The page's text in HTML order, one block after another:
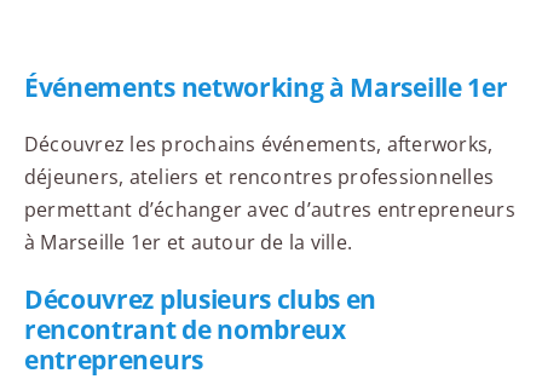
Événements networking à Marseille 1er
Découvrez les prochains événements, afterworks,
déjeuners, ateliers et rencontres professionnelles
permettant d’échanger avec d’autres entrepreneurs
à Marseille 1er et autour de la ville.
Découvrez plusieurs clubs en
rencontrant de nombreux
entrepreneurs